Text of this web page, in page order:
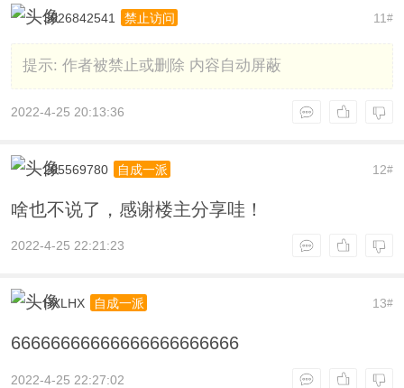
11#
3026842541 禁止访问
提示: 作者被禁止或删除 内容自动屏蔽
2022-4-25 20:13:36
12#
205569780 自成一派
啥也不说了，感谢楼主分享哇！
2022-4-25 22:21:23
13#
HXLHX 自成一派
66666666666666666666666
2022-4-25 22:27:02